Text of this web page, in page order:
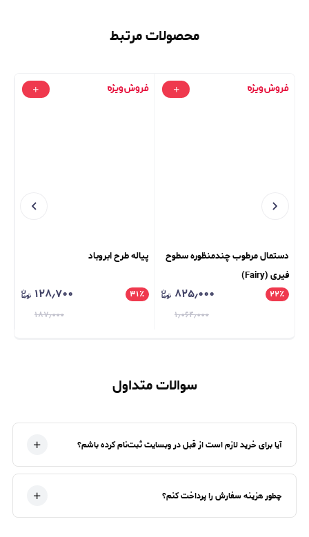
محصولات مرتبط
دستمال مرطوب چندمنظوره سطوح
فیری (Fairy)
۲۲٪ ۸۲۵٫۰۰۰
۱٫۰۶۴٫۰۰۰
پیاله طرح ابروباد
۳۱٪ ۱۲۸٫۷۰۰
۱۸۷٫۰۰۰
سوالات متداول
آیا برای خرید لازم است از قبل در وبسایت ثبت‌نام کرده باشم؟
چطور هزینه سفارش را پرداخت کنم؟